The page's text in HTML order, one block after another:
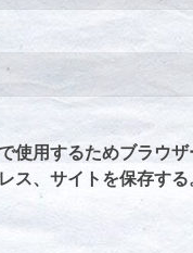
使用するためブラウ
ス、サイトを保存する